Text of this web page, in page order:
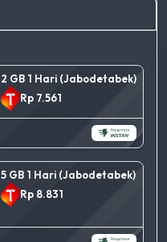
2 GB 1 Hari (Jabodetabek)
Rp 7.561
5 GB 1 Hari (Jabodetabek)
Rp 8.831